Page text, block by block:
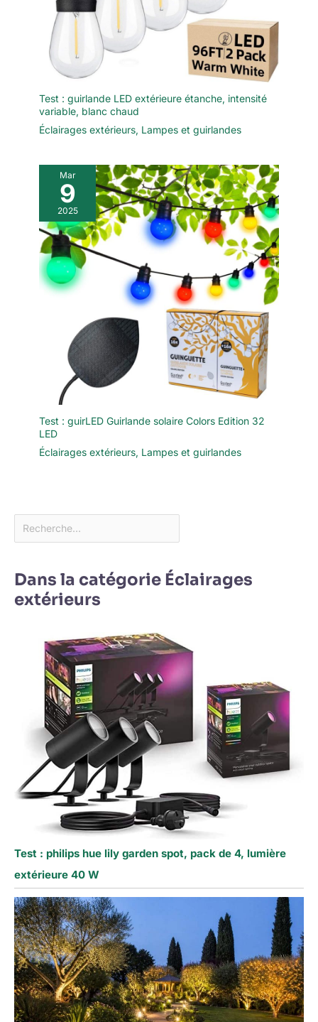
Test : guirlande LED extérieure étanche, intensité
variable, blanc chaud
Éclairages extérieurs, Lampes et guirlandes
Mar
9
2025
Test : guirLED Guirlande solaire Colors Edition 32
LED
Éclairages extérieurs, Lampes et guirlandes
Dans la catégorie Éclairages
extérieurs
Test : philips hue lily garden spot, pack de 4, lumière
extérieure 40 W